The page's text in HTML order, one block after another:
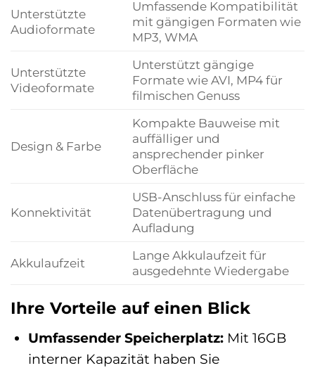
Unterstützte
Audioformate
Umfassende Kompatibilität
mit gängigen Formaten wie
MP3, WMA
Unterstützte
Videoformate
Unterstützt gängige
Formate wie AVI, MP4 für
filmischen Genuss
Design & Farbe
Kompakte Bauweise mit
auffälliger und
ansprechender pinker
Oberfläche
Konnektivität
USB-Anschluss für einfache
Datenübertragung und
Aufladung
Akkulaufzeit
Lange Akkulaufzeit für
ausgedehnte Wiedergabe
Ihre Vorteile auf einen Blick
Umfassender Speicherplatz:Mit 16GB
interner Kapazität haben Sie